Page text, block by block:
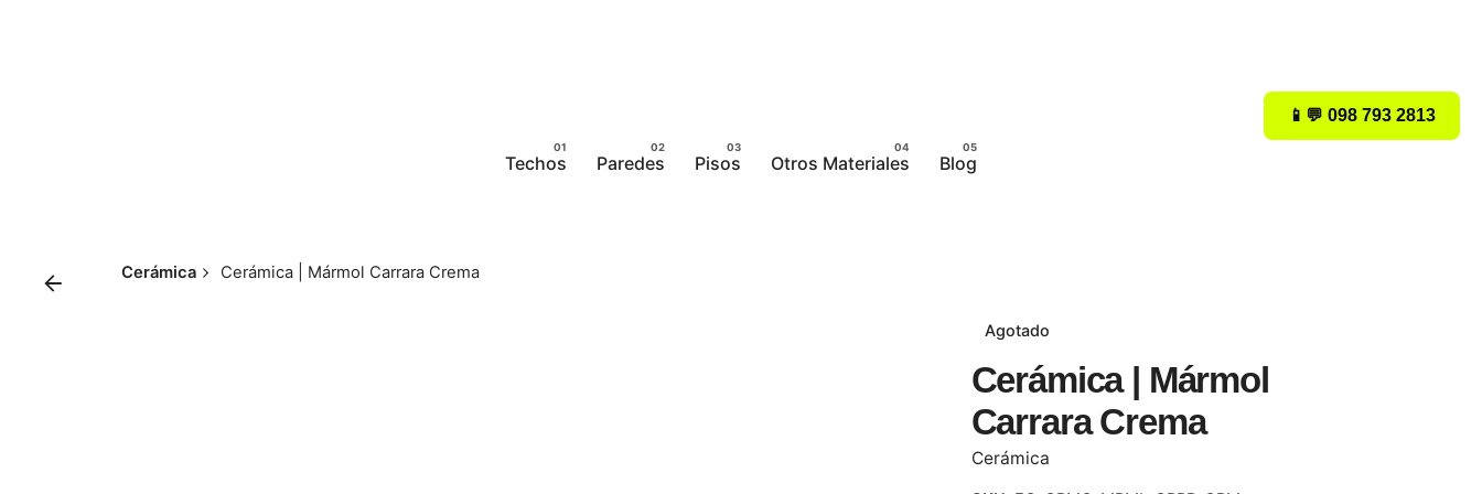
Techos Paredes Pisos Otros Materiales Blog
📱💬 098 793 2813
Cerámica Cerámica | Mármol Carrara Crema
Agotado
Cerámica | Mármol
Carrara Crema
Cerámica